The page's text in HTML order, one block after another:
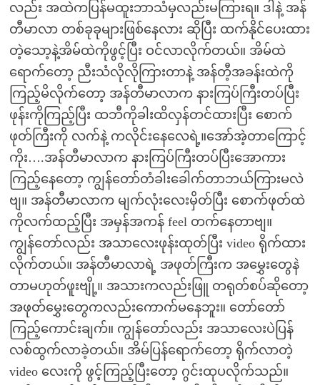
လည်း အထဲကပြန်မထူးဘာသံမှလည်းမကြားရ။ ဒါနဲ့ အန်
တီမာလာ တစ်ခုခုများဖြစ်နေလား ဆိုပြီး ထက်နိုင်ပေးထား
တဲ့သော့နဲ့အိမ်ထဲကိုဖွင့်ပြီး ဝင်လာလိုက်တယ်။ အိမ်ထဲ
ရောက်တော့ ညီးသံလိုလိုကြားတာနဲ့ အန်တီ့အခန်းထဲကို
ကြည့်မိလိုက်တော့ အန်တီမာလာက နားကြပ်ကြီးတပ်ပြီး
ဖုန်းကိုကြည့်ပြီး ထဘီကိုခါးထိလှန်တင်ထားပြီး စောက်
ဖုတ်ကြီးကို လက်နဲ့ ကလိုင်းနေလေရဲ့။အော်အဲ့တာကြောင့်
ကိုး….အန်တီမာလာက နားကြပ်ကြီးတပ်ပြီးအောကား
ကြည့်နေတော့ ကျွန်တော်တံခါးခေါက်တာဘယ်ကြားမလဲ
ဗျ။ အန်တီမာလာက မျက်လုံးလေးမှိတ်ပြီး စောက်ဖုတ်ထဲ
ကိုလက်ထည့်ပြီး အမှန်အကန် feel တက်နေတာဗျ။
ကျွန်တော်လည်း အသာလေးဖုန်းထုတ်ပြီး video ရိုက်ထား
လိုက်တယ်။ အန်တီမာလာရဲ့ အဖုတ်ကြီးက အမွှေးတွေနဲ
တာမဟုတ်ဖူးဗျို့။ အသားကလည်းဖြူ တရုတ်စပ်ဆိုတော့
အဖုတ်မွှေးတွေကလည်းကောက်မနေဘူး။ တော်တော်
ကြည့်ကောင်းချက်။ ကျွန်တော်လည်း အသာလေးပဲပြန်
လစ်ထွက်လာခဲ့တယ်။ အိမ်ပြန်ရောက်တော့ ရိုက်လာတဲ့
video လေးကို ဖွင့်ကြည့်ပြီးတော့ ဂွင်းထုပလိုက်သည်။